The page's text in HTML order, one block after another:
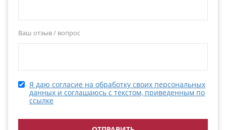
Ваш отзыв / вопрос
Я даю согласие на обработку своих персональных
данных и соглашаюсь с текстом, приведенным по
ссылке